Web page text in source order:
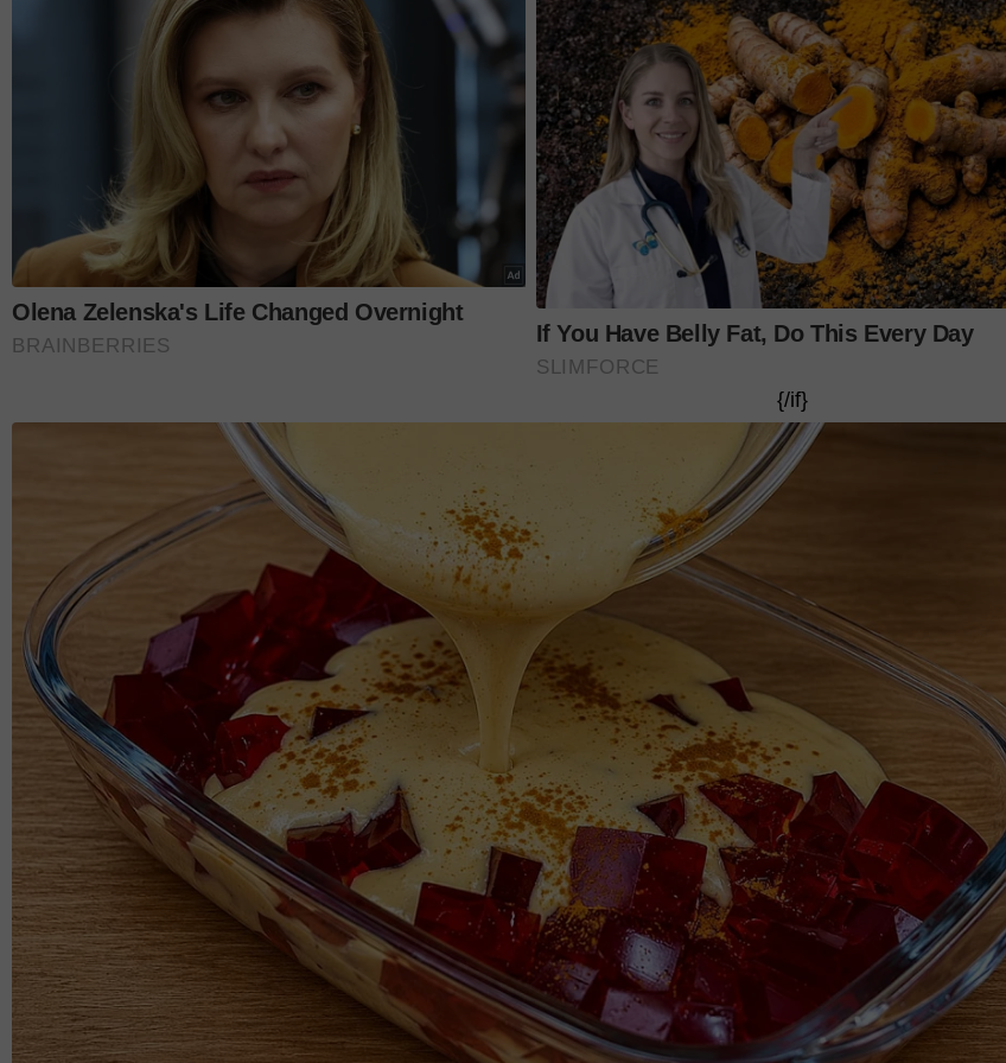
ALLAH, walaupun klise bunyinya, jalan menuju kepada ALLAH itu indah," kongsi Nora.
CARI LELAKI FAHAM AGAMA
Dalam masa sama, Neelofa turut menitipkan pesanan buat adiknya yang boleh dijadikan
panduan buat wanita yang masih mencari pasangan hidup.
"Saya ada adik yang masih belum berkahwin. Saya beritahunya untuk berkahwin, carilah orang
yang faham cara untuk galas tanggungjawabnya itu (sebagai suami).
Artikel Berkaitan:
Perceraian suami isteri kemenangan terbesar syaitan - Ustaz Wadi Annuar
Wanita dalam iddah berkenalan dengan lelaki lain? Ini jawapan Ustaz Azhar Idrus
Nora Danish ajak peminat hafal surah Al-Mulk bersama raih pujian, siap baca
untuk semakan!
Neelofa dedah anak suka makan capati, suami puji masakan. 'Impian saya nak jadi
suri rumah & ibu sepenuh masa'
"Bukan mengenai dunia sahaja, bukan
pasal cari duit dan sediakan rumah.